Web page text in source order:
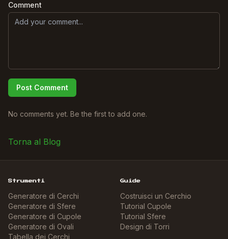
Comment
Post Comment
No comments yet. Be the first to add one.
Torna al Blog
Strumenti
Generatore di Cerchi
Generatore di Sfere
Generatore di Cupole
Generatore di Ovali
Tabella dei Cerchi
Guide
Costruisci un Cerchio
Tutorial Cupole
Tutorial Sfere
Design di Torri